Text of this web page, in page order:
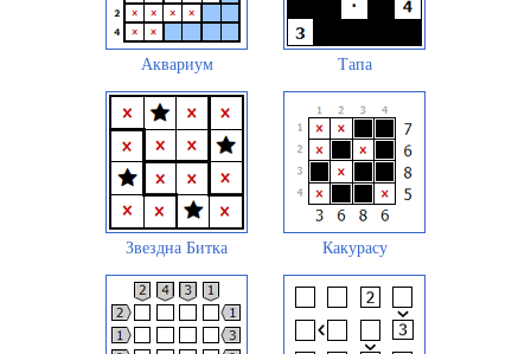
Аквариум Тапа
Звездна Битка Какурасу